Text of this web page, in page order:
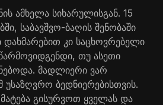
ამხელა სიხარულისგან. 15
საბავშვო-ბაღის შენობაში
დახმარებით კი საცხოვრებელი
თუ ასეთი
მადლიერი ვარ
ბედნიერებისთვის.
გისურვოთ ყველას და